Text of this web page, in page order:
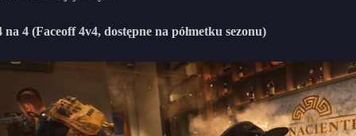
na 4 (Faceoff 4v4, dostępne na półmetku sezonu)